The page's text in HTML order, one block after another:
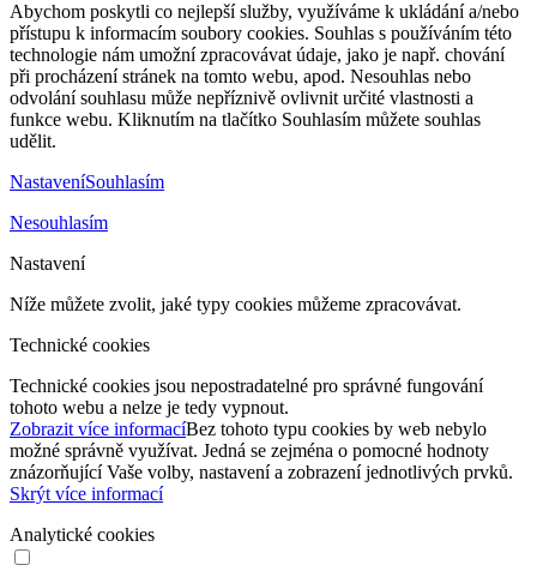
Abychom poskytli co nejlepší služby, využíváme k ukládání a/nebo
přístupu k informacím soubory cookies. Souhlas s používáním této
technologie nám umožní zpracovávat údaje, jako je např. chování
při procházení stránek na tomto webu, apod. Nesouhlas nebo
odvolání souhlasu může nepříznivě ovlivnit určité vlastnosti a
funkce webu. Kliknutím na tlačítko Souhlasím můžete souhlas
udělit.
NastaveníSouhlasím
Nesouhlasím
Nastavení
Níže můžete zvolit, jaké typy cookies můžeme zpracovávat.
Technické cookies
Technické cookies jsou nepostradatelné pro správné fungování
tohoto webu a nelze je tedy vypnout.
Zobrazit více informacíBez tohoto typu cookies by web nebylo
možné správně využívat. Jedná se zejména o pomocné hodnoty
znázorňující Vaše volby, nastavení a zobrazení jednotlivých prvků.
Skrýt více informací
Analytické cookies